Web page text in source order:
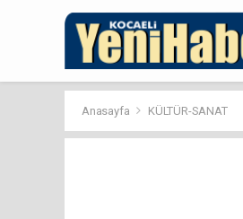
Anasayfa KÜLTÜR-SANAT